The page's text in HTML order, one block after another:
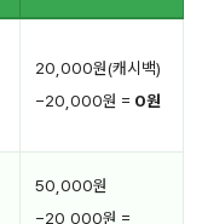
20,000원(캐시백)
−20,000원 = 0원
50,000원
−20,000원 =